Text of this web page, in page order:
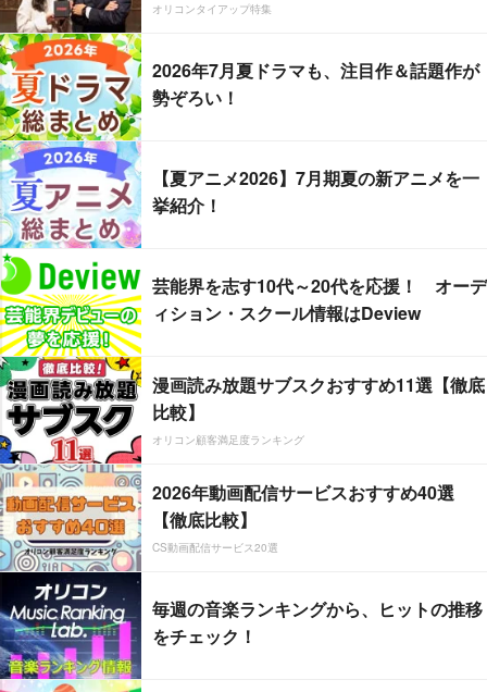
オリコンタイアップ特集
2026年7月夏ドラマも、注目作＆話題作が
勢ぞろい！
【夏アニメ2026】7月期夏の新アニメを一
挙紹介！
芸能界を志す10代～20代を応援！ オーデ
ィション・スクール情報はDeview
漫画読み放題サブスクおすすめ11選【徹底
比較】
オリコン顧客満足度ランキング
2026年動画配信サービスおすすめ40選
【徹底比較】
CS動画配信サービス20選
毎週の音楽ランキングから、ヒットの推移
をチェック！